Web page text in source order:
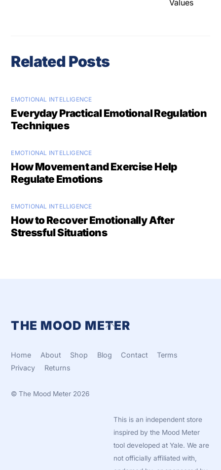
Values
Related Posts
EMOTIONAL INTELLIGENCE
Everyday Practical Emotional Regulation
Techniques
EMOTIONAL INTELLIGENCE
How Movement and Exercise Help
Regulate Emotions
EMOTIONAL INTELLIGENCE
How to Recover Emotionally After
Stressful Situations
Back
THE MOOD METER
Home About Shop Blog Contact
Terms
Privacy
Returns
©The Mood Meter 2026
This is an independent store
inspired by the Mood Meter
tool developed at Yale. We are
not officially affiliated with,